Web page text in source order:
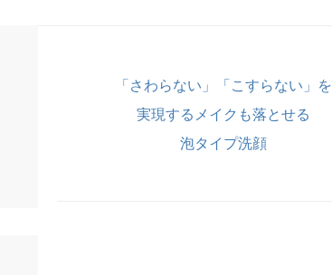
「さわらない」「こすらない」を
実現するメイクも落とせる
泡タイプ洗顔